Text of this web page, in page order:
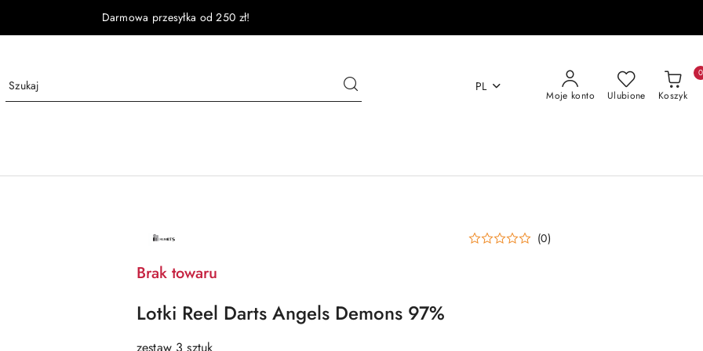
Darmowa przesyłka od 250 zł!
PL
Moje konto Ulubione Koszyk
0
NAZWA
PRODUCENTA:
DARTS
(0)
Brak towaru
Lotki Reel Darts Angels Demons 97%